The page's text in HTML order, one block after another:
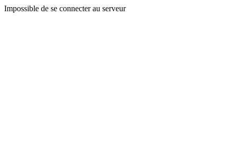
Impossible de se connecter au serveur